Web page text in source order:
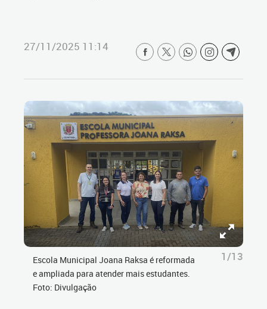
27/11/2025 11:14
Escola Municipal Joana Raksa é reformada
e ampliada para atender mais estudantes.
Foto: Divulgação
1/13